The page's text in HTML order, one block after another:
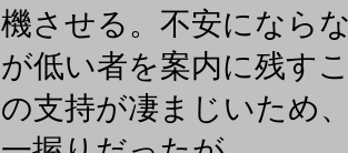
機させる。不安になら
が低い者を案内に残す
の支持が凄まじいため